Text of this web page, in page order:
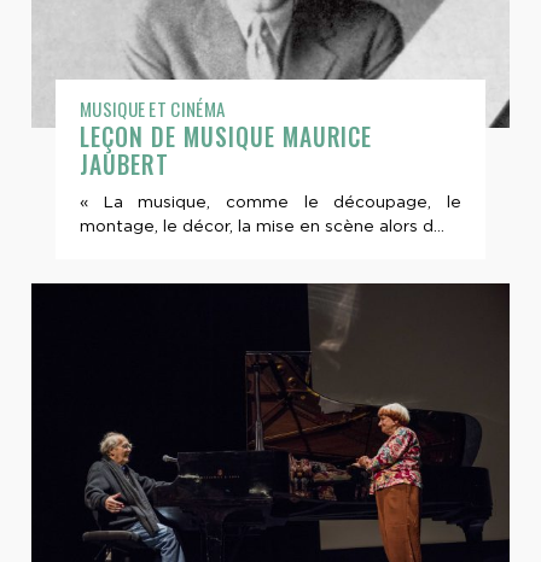
MUSIQUE ET CINÉMA
LEÇON DE MUSIQUE MAURICE
JAUBERT
« La musique, comme le découpage, le
montage, le décor, la mise en scène alors d...